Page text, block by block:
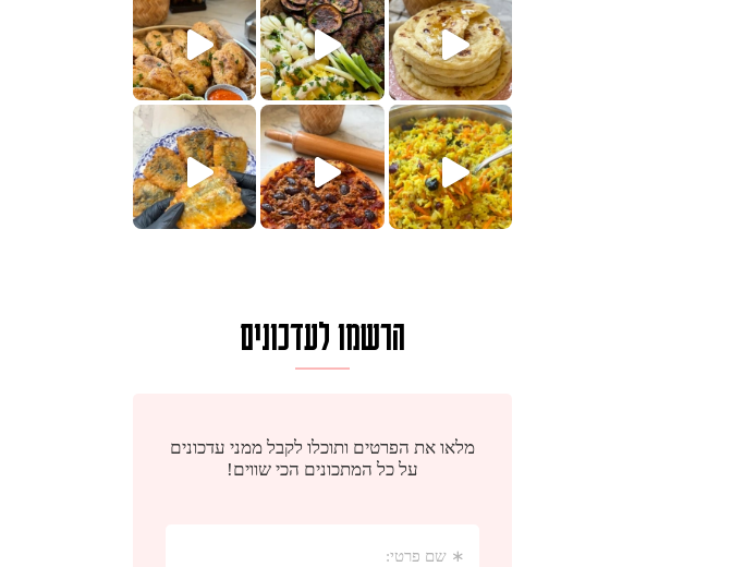
למתכון
פיצה של תשעת הימים ולמה היא נקראת ככה? ההסבר בסרטו
מז׳ווז׳ין או בתרגום לעברית, מחותניםמתכון ראש
הרשמו לעדכונים